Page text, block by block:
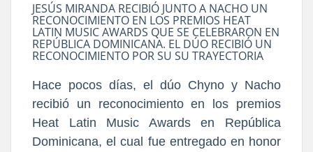
JESÚS MIRANDA RECIBIÓ JUNTO A NACHO UN
RECONOCIMIENTO EN LOS PREMIOS HEAT
LATIN MUSIC AWARDS QUE SE CELEBRARON EN
REPÚBLICA DOMINICANA. EL DÚO RECIBIÓ UN
RECONOCIMIENTO POR SU SU TRAYECTORIA
Hace pocos días, el dúo Chyno y Nacho
recibió un reconocimiento en los premios
Heat Latin Music Awards en República
Dominicana, el cual fue entregado en honor